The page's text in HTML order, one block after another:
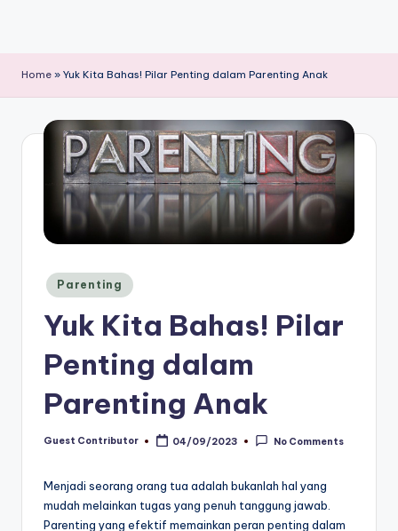
Home » Yuk Kita Bahas! Pilar Penting dalam Parenting Anak
Posted
in
Parenting
Yuk Kita Bahas! Pilar
Penting dalam
Parenting Anak
Posted
Guest Contributor 04/09/2023 No Comments
Menjadi seorang orang tua adalah bukanlah hal yang
mudah melainkan tugas yang penuh tanggung jawab.
Parenting yang efektif memainkan peran penting dalam